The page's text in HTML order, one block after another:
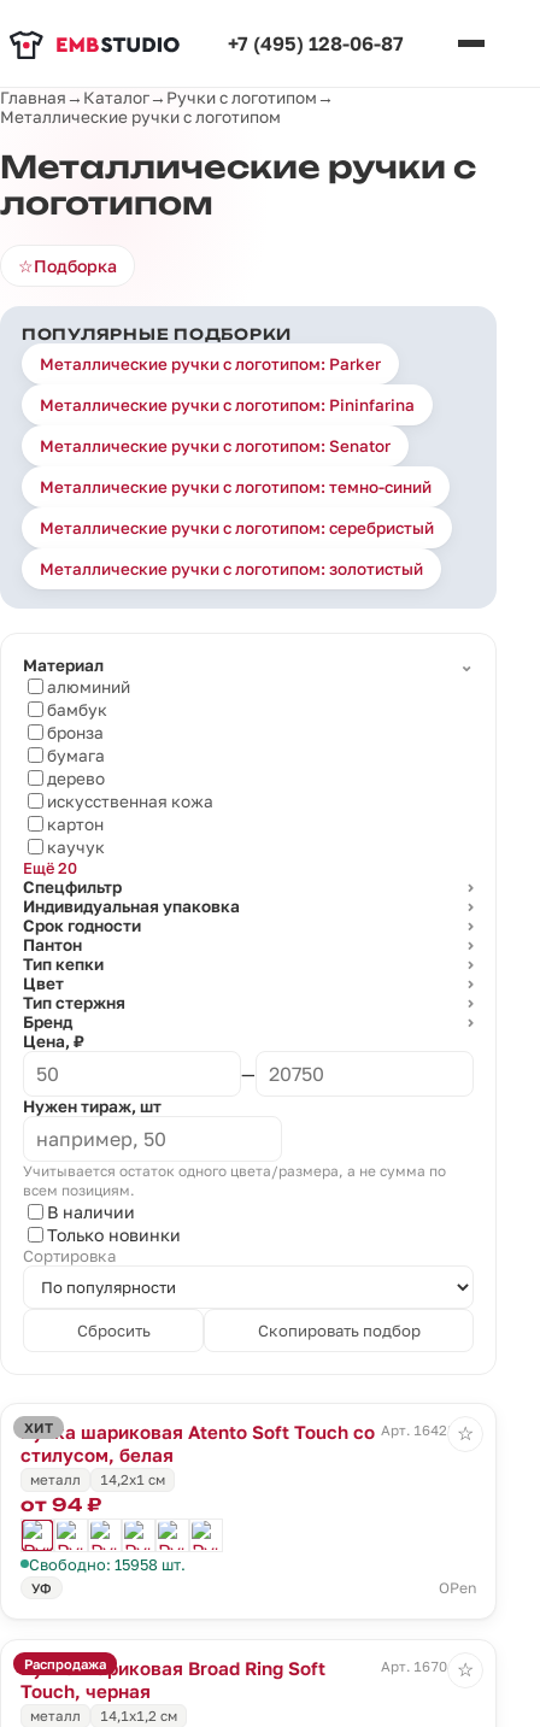
+7 (495) 128-06-87
Главная→ Каталог→ Ручки с логотипом→
Металлические ручки с логотипом
Металлические ручки с
логотипом
☆Подборка
ПОПУЛЯРНЫЕ ПОДБОРКИ
Металлические ручки с логотипом: Parker
Металлические ручки с логотипом: Pininfarina
Металлические ручки с логотипом: Senator
Металлические ручки с логотипом: темно-синий
Металлические ручки с логотипом: серебристый
Металлические ручки с логотипом: золотистый
Материал
⌄
алюминий
бамбук
бронза
бумага
дерево
искусственная кожа
картон
каучук
Ещё 20
Спецфильтр
⌄
Индивидуальная упаковка ⌄
Срок годности ⌄
Пантон ⌄
Тип кепки ⌄
Цвет ⌄
Тип стержня ⌄
Бренд ⌄
Цена, ₽
—
Нужен тираж, шт
Учитывается остаток одного цвета/размера, а не сумма по
всем позициям.
В наличии
Только новинки
Сортировка
Сбросить Скопировать подбор
ХИТ
Ручка шариковая Atento Soft Touch со
стилусом, белая
Арт. 16428.60
металл 14,2х1 см
от 94 ₽
Свободно: 15958 шт.
УФ OPen
☆
Распродажа
Ручка шариковая Broad Ring Soft
Touch, черная
Арт. 16704.30
металл 14,1x1,2 см
☆